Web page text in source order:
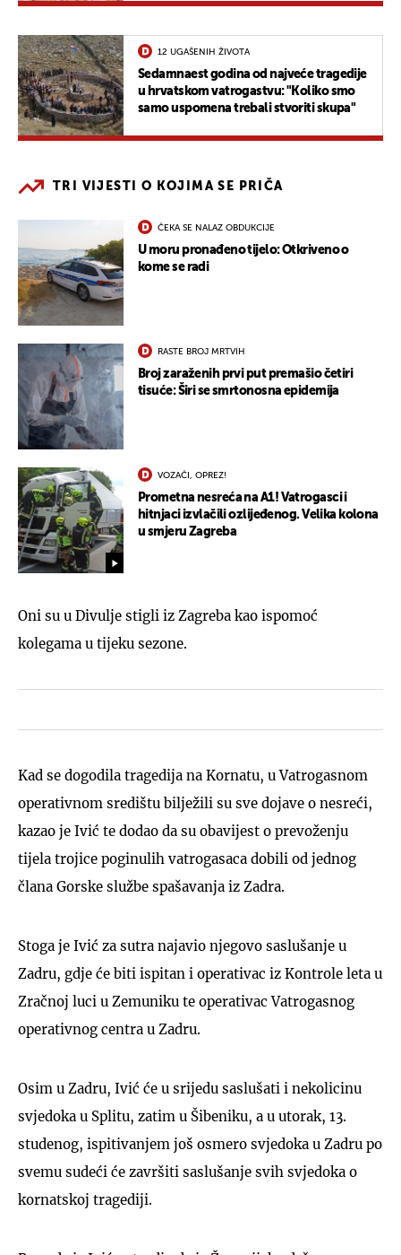
12 UGAŠENIH ŽIVOTA
Sedamnaest godina od najveće tragedije
u hrvatskom vatrogastvu: "Koliko smo
samo uspomena trebali stvoriti skupa"
TRI VIJESTI O KOJIMA SE PRIČA
ČEKA SE NALAZ OBDUKCIJE
U moru pronađeno tijelo: Otkriveno o
kome se radi
RASTE BROJ MRTVIH
Broj zaraženih prvi put premašio četiri
tisuće: Širi se smrtonosna epidemija
VOZAČI, OPREZ!
Prometna nesreća na A1! Vatrogasci i
hitnjaci izvlačili ozlijeđenog. Velika kolona
u smjeru Zagreba
Oni su u Divulje stigli iz Zagreba kao ispomoć
kolegama u tijeku sezone.
Kad se dogodila tragedija na Kornatu, u Vatrogasnom
operativnom središtu bilježili su sve dojave o nesreći,
kazao je Ivić te dodao da su obavijest o prevoženju
tijela trojice poginulih vatrogasaca dobili od jednog
člana Gorske službe spašavanja iz Zadra.
Stoga je Ivić za sutra najavio njegovo saslušanje u
Zadru, gdje će biti ispitan i operativac iz Kontrole leta u
Zračnoj luci u Zemuniku te operativac Vatrogasnog
operativnog centra u Zadru.
Osim u Zadru, Ivić će u srijedu saslušati i nekolicinu
svjedoka u Splitu, zatim u Šibeniku, a u utorak, 13.
studenog, ispitivanjem još osmero svjedoka u Zadru po
svemu sudeći će završiti saslušanje svih svjedoka o
kornatskoj tragediji.